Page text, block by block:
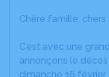
Chère famille, chers
C’est avec une
annonçons le décès
dimanche 16 février